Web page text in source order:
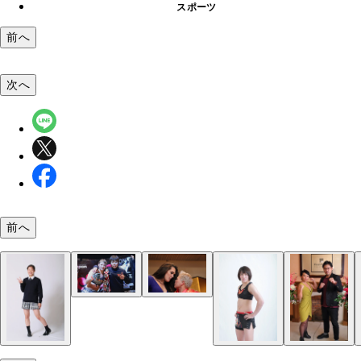
スポーツ
前へ
女子ＭＭＡ団体の最大手「インヴィクタＦＣ」の
王者、浜崎朱加（右）。ＲＥＮＡ（左）がＭＭＡ
１８６㎝、９０㎏と規格外の柔術世界王者ギャビ
シア（ブラジル）は大晦日、おん年５２歳の“ミス
次へ
前へ